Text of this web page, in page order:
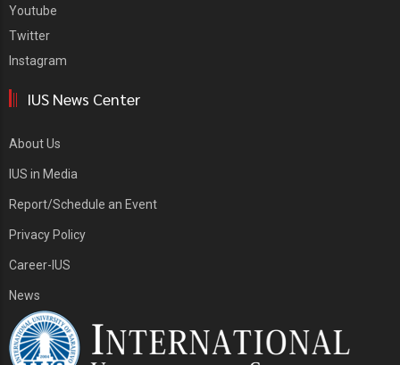
Youtube
Twitter
Instagram
IUS News Center
About Us
IUS in Media
Report/Schedule an Event
Privacy Policy
Career-IUS
News